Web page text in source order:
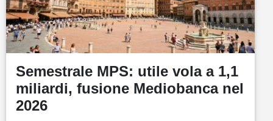
Semestrale MPS: utile vola a 1,1
miliardi, fusione Mediobanca nel
2026